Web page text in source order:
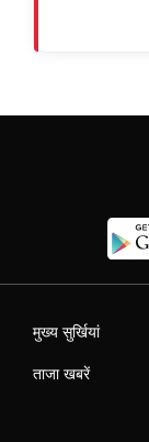
मुख्य सुर्खियां
ताजा खबरें